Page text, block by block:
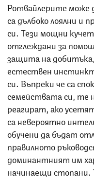
Ротвайлерите може
са дълбоко лоялни и
си. Тези мощни
отглеждани за
защита на
естествен
си. Въпреки че са
семействата си, те
реагират, ако
са невероятно
обучени да бъдат
правилното
доминантният им
начинаещи стопани.